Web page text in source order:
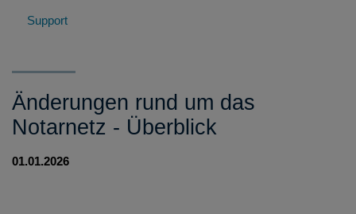
FAQ - Amtsende Kündigung
Support
Änderungen rund um das
Notarnetz - Überblick
01.01.2026